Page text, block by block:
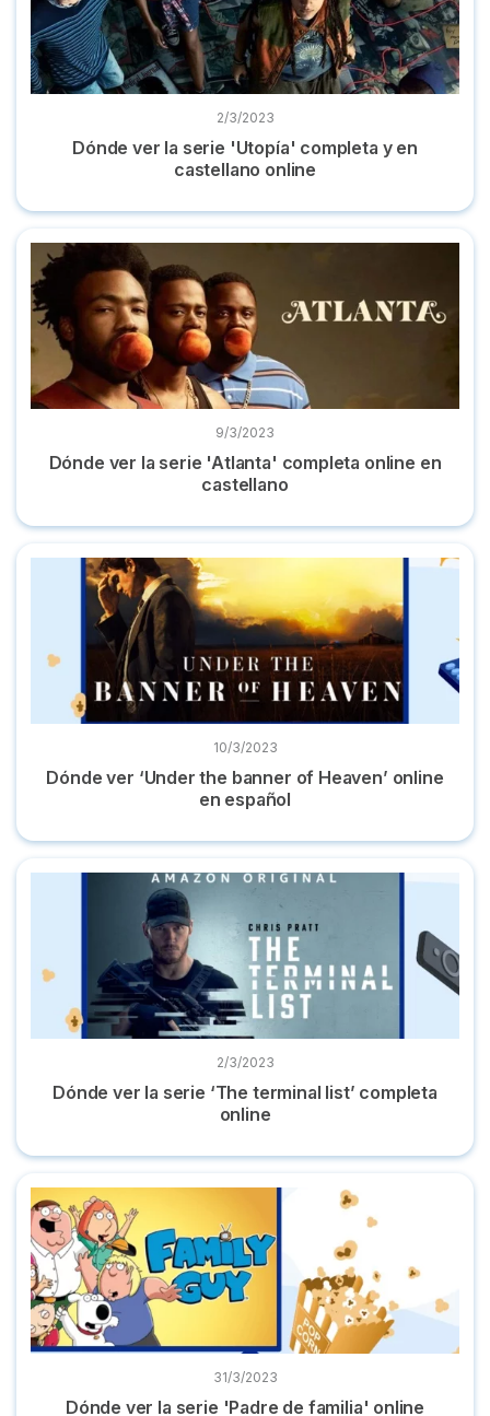
2/3/2023
Dónde ver la serie 'Utopía' completa y en
castellano online
Dónde ver la serie 'Atlanta' completa online en castellano
9/3/2023
Dónde ver la serie 'Atlanta' completa online en
castellano
Dónde ver ‘Under the banner of Heaven’ online en español
10/3/2023
Dónde ver ‘Under the banner of Heaven’ online
en español
Dónde ver la serie ‘The terminal list’ completa online
2/3/2023
Dónde ver la serie ‘The terminal list’ completa
online
Dónde ver la serie 'Padre de familia' online episodios
31/3/2023
Dónde ver la serie 'Padre de familia' online